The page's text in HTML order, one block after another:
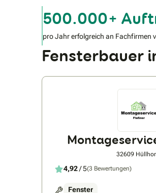
500.000+
pro Jahr erfolgreich an Fachfirmen
Fensterbauer
32609
4,92/ 5(3 Bewertungen)
Fenster